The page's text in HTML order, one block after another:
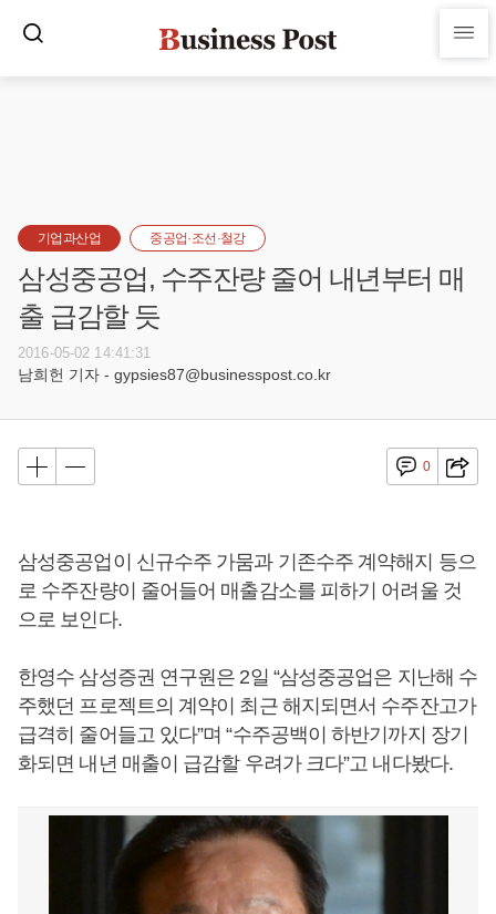
기업과산업 중공업·조선·철강
삼성중공업, 수주잔량 줄어 내년부터 매
출 급감할 듯
2016-05-02 14:41:31
남희헌 기자 - gypsies87@businesspost.co.kr
0
삼성중공업이 신규수주 가뭄과 기존수주 계약해지 등으
로 수주잔량이 줄어들어 매출감소를 피하기 어려울 것
으로 보인다.
한영수 삼성증권 연구원은 2일 “삼성중공업은 지난해 수
주했던 프로젝트의 계약이 최근 해지되면서 수주잔고가
급격히 줄어들고 있다”며 “수주공백이 하반기까지 장기
화되면 내년 매출이 급감할 우려가 크다”고 내다봤다.